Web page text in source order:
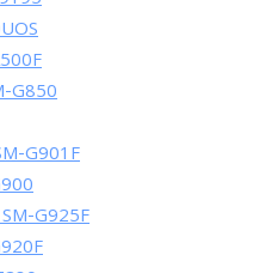
G850
G901F
G925F